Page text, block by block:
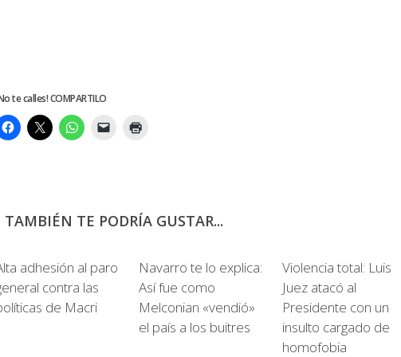
te calles! COMPARTILO
TAMBIÉN TE PODRÍA GUSTAR...
adhesión al paro
contra las
de Macri
Navarro te lo explica:
Así fue como
Melconian «vendió»
el país a los buitres
Violencia total: Luis
Juez atacó al
Presidente con un
insulto cargado de
homofobia